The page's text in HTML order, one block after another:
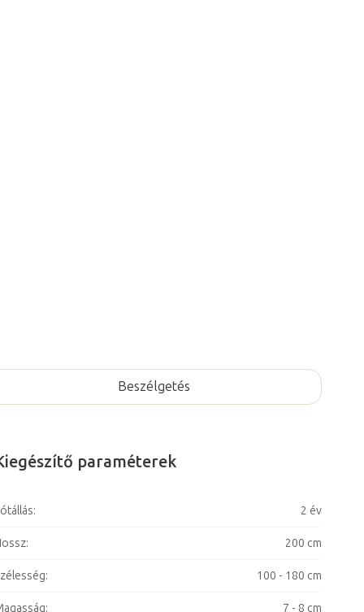
Beszélgetés
paraméterek
: 2 év
: 200 cm
: 100 - 180 cm
: 7 - 8 cm